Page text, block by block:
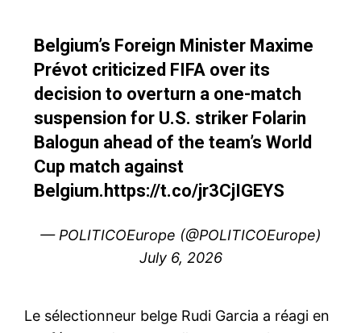
Belgium’s Foreign Minister Maxime
Prévot criticized FIFA over its
decision to overturn a one-match
suspension for U.S. striker Folarin
Balogun ahead of the team’s World
Cup match against
Belgium. https://t.co/jr3CjIGEYS
— POLITICOEurope (@POLITICOEurope)
July 6, 2026
Le sélectionneur belge Rudi Garcia a réagi en